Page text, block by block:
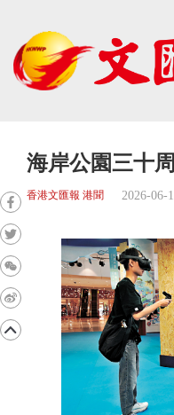
海岸公園三十
香港文匯報 港聞 2026-06-